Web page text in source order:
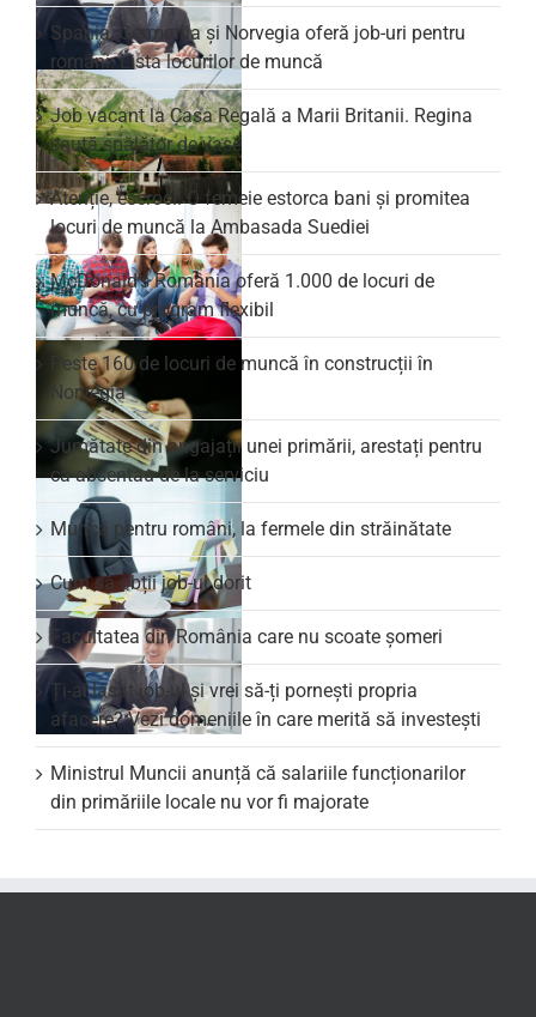
Spania, Germania și Norvegia oferă job-uri pentru
români. Lista locurilor de muncă
Job vacant la Casa Regală a Marii Britanii. Regina
caută spălător de vase
Atenție, escroci! O femeie estorca bani și promitea
locuri de muncă la Ambasada Suediei
McDonald’s România oferă 1.000 de locuri de
muncă, cu program flexibil
Peste 160 de locuri de muncă în construcții în
Norvegia
Jumătate din angajații unei primării, arestați pentru
că absentau de la serviciu
Muncă pentru români, la fermele din străinătate
Cum să obții job-ul dorit
Facultatea din România care nu scoate şomeri
Ți-ai lăsat job-ul și vrei să-ți pornești propria
afacere? Vezi domeniile în care merită să investești
Ministrul Muncii anunță că salariile funcționarilor
din primăriile locale nu vor fi majorate